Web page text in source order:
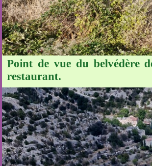
Point de vue du belvédère
restaurant.